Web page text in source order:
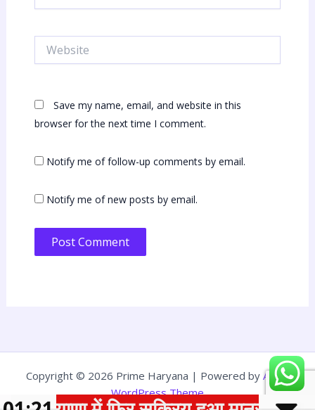
Save my name, email, and website in this
browser for the next time I comment.
Notify me of follow-up comments by email.
Notify me of new posts by email.
Copyright © 2026 Prime Haryana | Powered by Astra
WordPress Theme